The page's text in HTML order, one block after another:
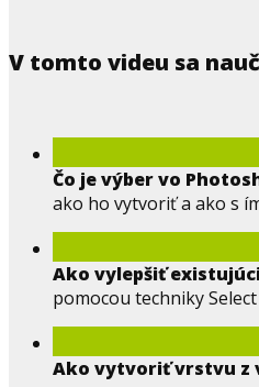
V tomto videu sa
Čo je výber vo
ako ho vytvoriť a ako s
Ako vylepšiť
pomocou techniky
Ako vytvoriť vrstvu z